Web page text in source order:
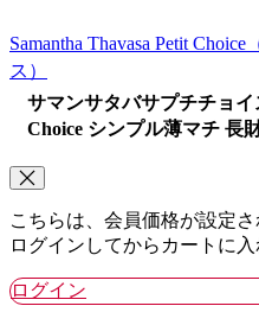
Samantha Thavasa Petit Choice
ス）
サマンサタバサプチチョイ
Choice シンプル薄マチ 長
こちらは、会員価格が設定さ
ログインしてからカートに入
ログイン